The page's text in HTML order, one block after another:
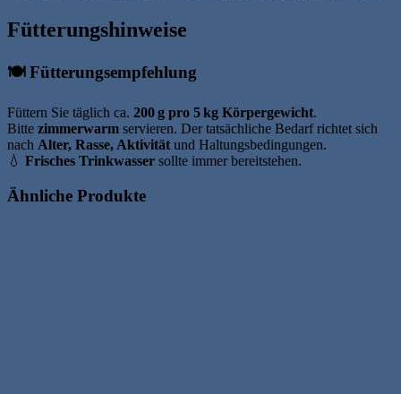
Fütterungshinweise
🍽️ Fütterungsempfehlung
Füttern Sie täglich ca. 200 g pro 5 kg Körpergewicht.
Bitte zimmerwarm servieren. Der tatsächliche Bedarf richtet sich
nach Alter, Rasse, Aktivität und Haltungsbedingungen.
💧 Frisches Trinkwasser sollte immer bereitstehen.
Ähnliche Produkte